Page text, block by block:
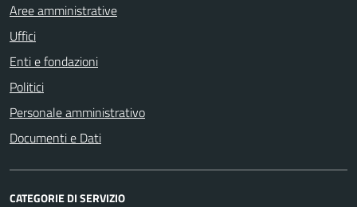
Aree amministrative
Uffici
Enti e fondazioni
Politici
Personale amministrativo
Documenti e Dati
CATEGORIE DI SERVIZIO